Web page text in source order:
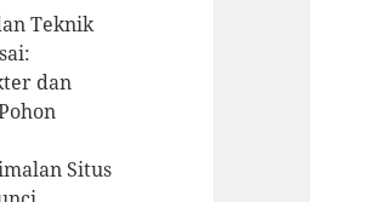
Teknik
dan
Situs